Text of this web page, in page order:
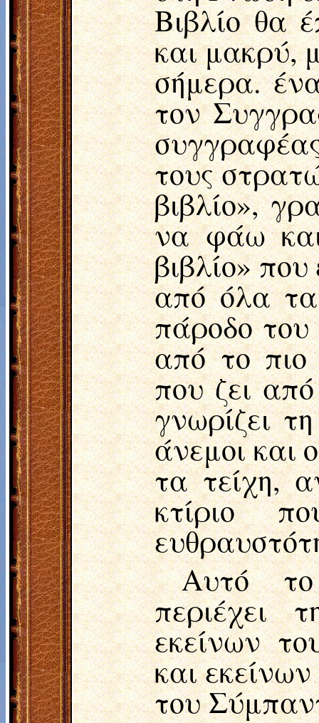
Βιβλίο θα
και μακρύ,
σήμερα.
τον
τους
βιβλίο»,
να φάω
βιβλίο»
από όλα
πάροδο του
από το
που ζει
γνωρίζει
άνεμοι και
τα τείχη,
κτίριο
Αυτό το
περιέχει
εκείνων
και
του